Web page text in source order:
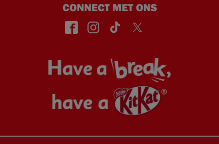
CONNECT MET ONS
face insta TikT Twitt